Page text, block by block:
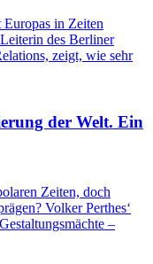
Europas in Zeiten
des Berliner
zeigt, wie sehr
der Welt. Ein
Zeiten, doch
Volker Perthes‘
–